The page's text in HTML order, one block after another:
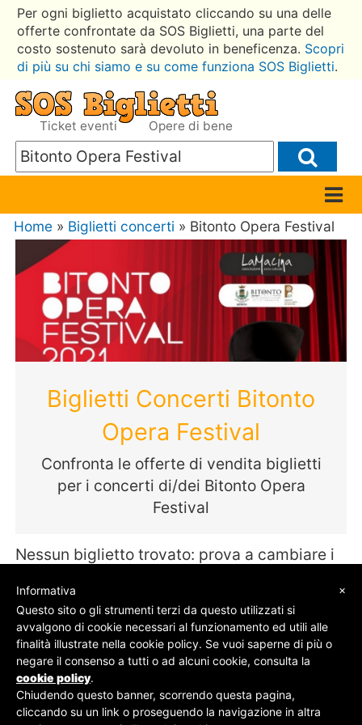
Per ogni biglietto acquistato cliccando su una delle
offerte confrontate da SOS Biglietti, una parte del
costo sostenuto sarà devoluto in beneficenza. Scopri
di più su chi siamo e su come funziona SOS Biglietti.
Ticket eventi Opere di bene
Home » Biglietti concerti » Bitonto Opera Festival
Biglietti Concerti Bitonto
Opera Festival
Confronta le offerte di vendita biglietti
per i concerti di/dei Bitonto Opera
Festival
Nessun biglietto trovato: prova a cambiare i
© SOS Biglietti - P.Iva 09162100961 -Chi Siamo
Contatti-Privacy Policy
×
Informativa
Questo sito o gli strumenti terzi da questo utilizzati si
avvalgono di cookie necessari al funzionamento ed utili alle
finalità illustrate nella cookie policy. Se vuoi saperne di più o
negare il consenso a tutti o ad alcuni cookie, consulta la
cookie policy.
Chiudendo questo banner, scorrendo questa pagina,
cliccando su un link o proseguendo la navigazione in altra